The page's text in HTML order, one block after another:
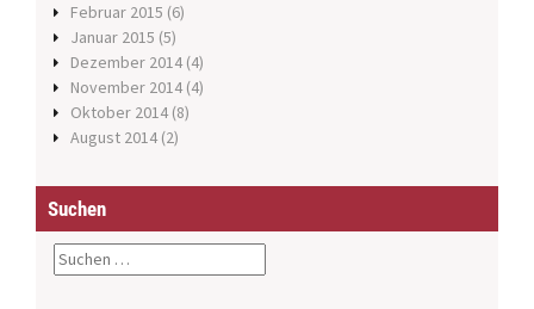
Februar 2015 (6)
Januar 2015 (5)
Dezember 2014 (4)
November 2014 (4)
Oktober 2014 (8)
August 2014 (2)
Suchen
S
u